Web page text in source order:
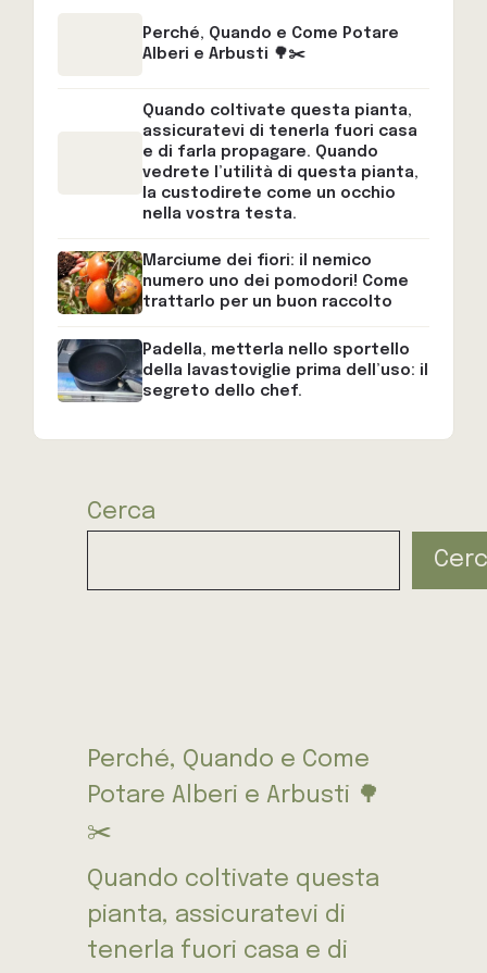
Perché, Quando e Come Potare
Alberi e Arbusti 🌳✂️
Quando coltivate questa pianta,
assicuratevi di tenerla fuori casa
e di farla propagare. Quando
vedrete l’utilità di questa pianta,
la custodirete come un occhio
nella vostra testa.
Marciume dei fiori: il nemico
numero uno dei pomodori! Come
trattarlo per un buon raccolto
Padella, metterla nello sportello
della lavastoviglie prima dell’uso: il
segreto dello chef.
Cerca
Perché, Quando e Come
Potare Alberi e Arbusti 🌳
✂️
Quando coltivate questa
pianta, assicuratevi di
tenerla fuori casa e di